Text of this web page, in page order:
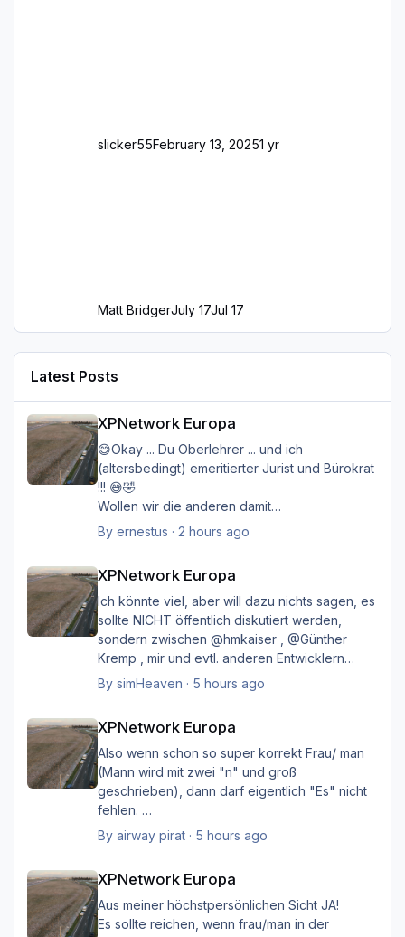
slicker55February 13, 20251 yr
Matt BridgerJuly 17Jul 17
Latest Posts
XPNetwork Europa
😅Okay ... Du Oberlehrer ... und ich
(altersbedingt) emeritierter Jurist und Bürokrat
!!! 😅🤣
Wollen wir die anderen damit
belasten/belästigen?
Ernst
By ernestus · 2 hours ago
XPNetwork Europa
Ich könnte viel, aber will dazu nichts sagen, es
sollte NICHT öffentlich diskutiert werden,
sondern zwischen @hmkaiser , @Günther
Kremp , mir und evtl. anderen Entwicklern
intern geklärt werden, und ich hoffe immer
noch auf eine einvernehmliche Lösung im
By simHeaven · 5 hours ago
XPNetwork Europa
Also wenn schon so super korrekt Frau/ man
(Mann wird mit zwei "n" und groß
geschrieben), dann darf eigentlich "Es" nicht
fehlen.
Ich möchte nicht Oberlehrerhaft rüberkommen,
aber das musste ich unbedingt loswerden!!
Gruß Hermann
By airway pirat· 5 hours ago
XPNetwork Europa
Aus meiner höchstpersönlichen Sicht JA!
Es sollte reichen, wenn frau/man in der